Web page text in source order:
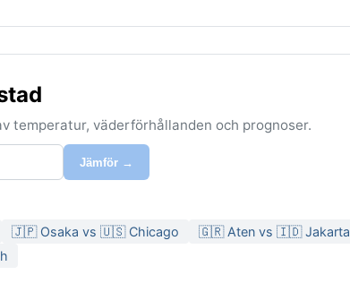
temperatur, väderförhållanden och prognoser.
Jämför →
🇯🇵 Osaka vs 🇺🇸 Chicago
🇬🇷 Aten vs 🇮🇩 Jakarta